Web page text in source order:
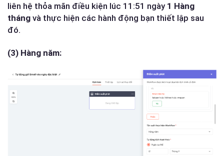
liên hệ thỏa mãn điều kiện lúc 11:51 ngày 1 Hàng
tháng và thực hiện các hành động bạn thiết lập sau
đó.
(3) Hàng năm: